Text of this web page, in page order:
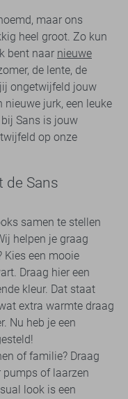
maar ons
heel groot. Zo kun
bent naar nieuwe
de lente, de
ongetwijfeld jouw
jurk, een leuke
Sans is jouw
op onze
de Sans
samen te stellen
helpen je graag
Kies een mooie
Draag hier een
kleur. Dat staat
extra warmte draag
Nu heb je een
of familie? Draag
pumps of laarzen
look is een